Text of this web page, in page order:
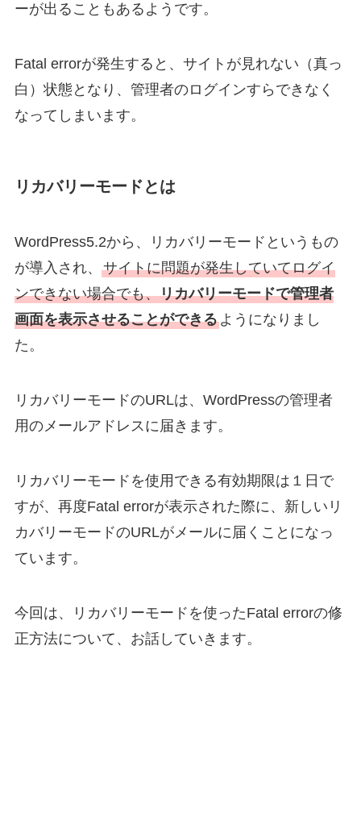
ーが出ることもあるようです。
Fatal errorが発生すると、サイトが見れない（真っ
白）状態となり、管理者のログインすらできなく
なってしまいます。
リカバリーモードとは
WordPress5.2から、リカバリーモードというもの
が導入され、 サイトに問題が発生していてログイ
ンできない場合でも、リカバリーモードで管理者
画面を表示させることができるようになりまし
た。
リカバリーモードのURLは、WordPressの管理者
用のメールアドレスに届きます。
リカバリーモードを使用できる有効期限は１日で
すが、再度Fatal errorが表示された際に、新しいリ
カバリーモードのURLがメールに届くことになっ
ています。
今回は、リカバリーモードを使ったFatal errorの修
正方法について、お話していきます。